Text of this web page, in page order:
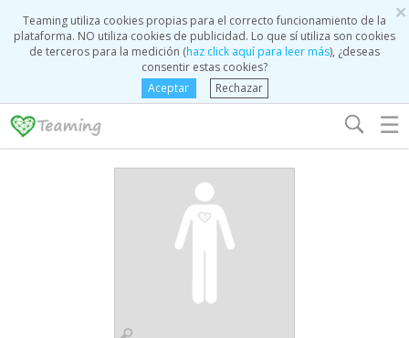
×
Teaming utiliza cookies propias para el correcto funcionamiento de la
plataforma. NO utiliza cookies de publicidad. Lo que sí utiliza son cookies
de terceros para la medición (haz click aquí para leer más), ¿deseas
consentir estas cookies?
Aceptar
Rechazar
☰